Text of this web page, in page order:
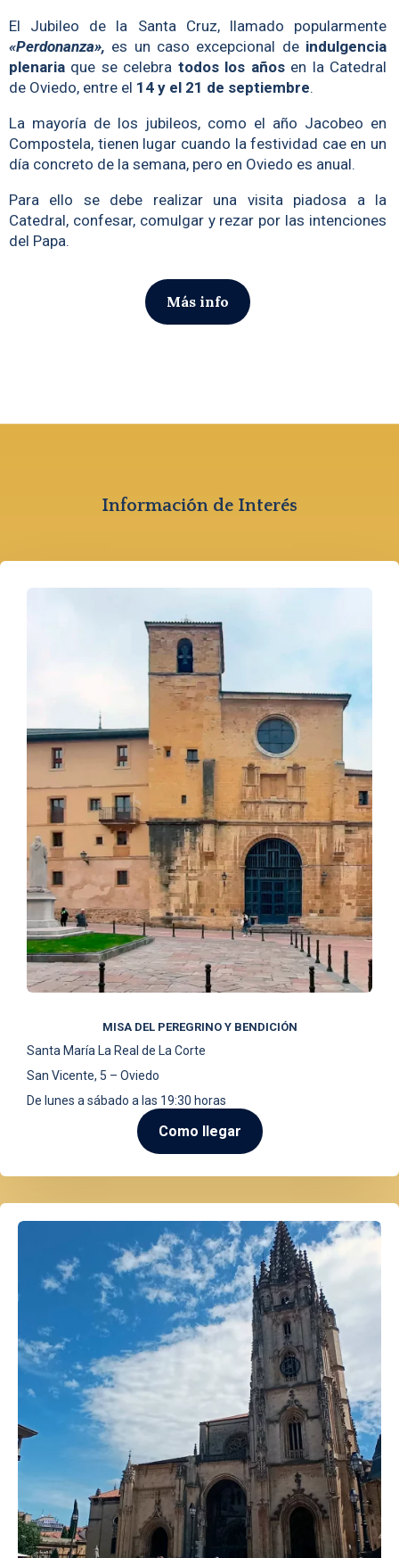
El Jubileo de la Santa Cruz, llamado popularmente
«Perdonanza», es un caso excepcional de indulgencia
plenaria que se celebra todos los añosen la Catedral
de Oviedo, entre el 14 y el 21 de septiembre.
La mayoría de los jubileos, como el año Jacobeo en
Compostela, tienen lugar cuando la festividad cae en un
día concreto de la semana, pero en Oviedo es anual.
Para ello se debe realizar una visita piadosa a la
Catedral, confesar, comulgar y rezar por las intenciones
del Papa.
Más info
Información de Interés
MISA DEL PEREGRINO Y BENDICIÓN
Santa María La Real de La Corte
San Vicente, 5 – Oviedo
De lunes a sábado a las 19:30 horas
Como llegar